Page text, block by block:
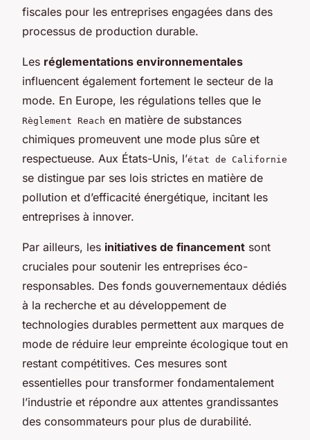
fiscales pour les entreprises engagées dans des
processus de production durable.
Les réglementations environnementales
influencent également fortement le secteur de la
mode. En Europe, les régulations telles que le
Règlement Reach en matière de substances
chimiques promeuvent une mode plus sûre et
respectueuse. Aux États-Unis, l’état de Californie
se distingue par ses lois strictes en matière de
pollution et d’efficacité énergétique, incitant les
entreprises à innover.
Par ailleurs, les initiatives de financement sont
cruciales pour soutenir les entreprises éco-
responsables. Des fonds gouvernementaux dédiés
à la recherche et au développement de
technologies durables permettent aux marques de
mode de réduire leur empreinte écologique tout en
restant compétitives. Ces mesures sont
essentielles pour transformer fondamentalement
l’industrie et répondre aux attentes grandissantes
des consommateurs pour plus de durabilité.